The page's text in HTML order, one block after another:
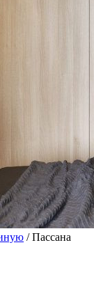
/ Пассана